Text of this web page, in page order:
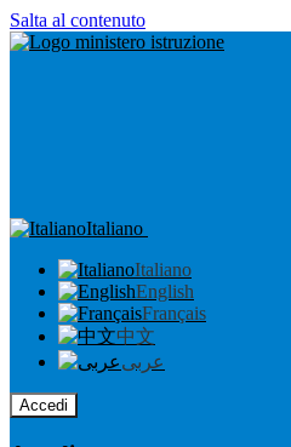
Salta al contenuto
Italiano
Italiano
English
Français
中文
عربى
Accedi